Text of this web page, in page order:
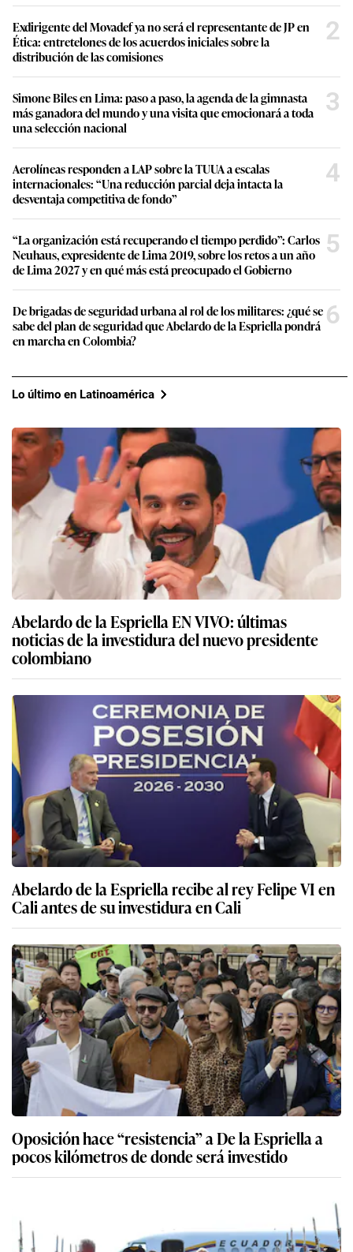
Exdirigente del Movadef ya no será el representante de JP en
Ética: entretelones de los acuerdos iniciales sobre la
distribución de las comisiones
2
Simone Biles en Lima: paso a paso, la agenda de la gimnasta
más ganadora del mundo y una visita que emocionará a toda
una selección nacional
3
Aerolíneas responden a LAP sobre la TUUA a escalas
internacionales: “Una reducción parcial deja intacta la
desventaja competitiva de fondo”
4
“La organización está recuperando el tiempo perdido”: Carlos
Neuhaus, expresidente de Lima 2019, sobre los retos a un año
de Lima 2027 y en qué más está preocupado el Gobierno
5
De brigadas de seguridad urbana al rol de los militares: ¿qué se
sabe del plan de seguridad que Abelardo de la Espriella pondrá
en marcha en Colombia?
6
Lo último en Latinoamérica
Abelardo de la Espriella EN VIVO: últimas
noticias de la investidura del nuevo presidente
colombiano
Abelardo de la Espriella recibe al rey Felipe VI en
Cali antes de su investidura en Cali
Oposición hace “resistencia” a De la Espriella a
pocos kilómetros de donde será investido